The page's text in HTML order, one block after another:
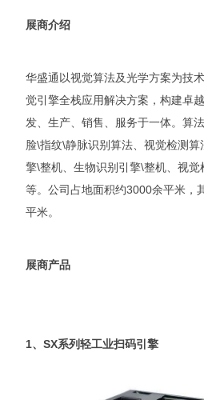
展商介绍
华盛通以视觉算法及光学方案为技
觉引擎全栈应用解决方案，构建卓
发、生产、销售、服务于一体。算
脸\指纹\静脉识别算法、视觉检测算
擎\整机、生物识别引擎\整机、视
等。公司占地面积约3000余平米，
平米。
展商产品
1、SX系列轻工业扫码引擎